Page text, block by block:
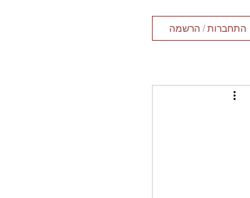
התחברות / הרשמה